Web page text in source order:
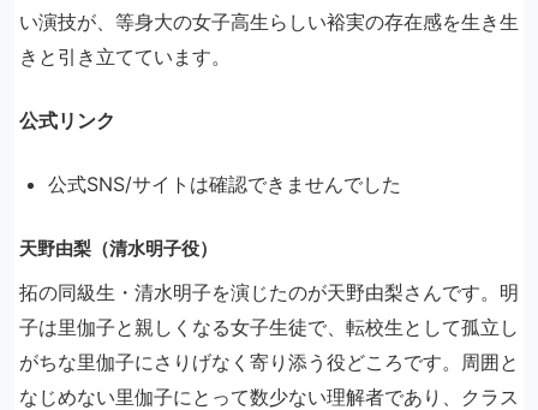
い演技が、等身大の女子高生らしい裕実の存在感を生き生
きと引き立てています。
公式リンク
公式SNS/サイトは確認できませんでした
天野由梨（清水明子役）
拓の同級生・清水明子を演じたのが天野由梨さんです。明
子は里伽子と親しくなる女子生徒で、転校生として孤立し
がちな里伽子にさりげなく寄り添う役どころです。周囲と
なじめない里伽子にとって数少ない理解者であり、クラス